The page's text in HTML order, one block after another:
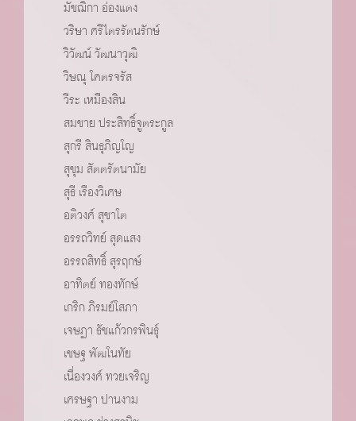
มัชฌิกา อ่องแตง
วริษา ศรีไตรรัตนรักษ์
วิวัฒน์ วัฒนาวุฒิ
วิษณุ โคตรจรัส
วีระ เหมืองสิน
สมชาย ประสิทธิ์จูตระกูล
สุกรี สินธุภิญโญ
สุขุม สัตตรัตนามัย
สุธี เรืองวิเศษ
อติวงศ์ สุชาโต
อรรถวิทย์ สุดแสง
อรรถสิทธิ์ สุรฤกษ์
อาทิตย์ ทองทักษ์
เกริก ภิรมย์โสภา
เจษฏา ธัชแก้วกรพินธ์ุ
เชษฐ พัฒโนทัย
เนื่องวงศ์ ทวยเจริญ
เศรษฐา ปานงาม